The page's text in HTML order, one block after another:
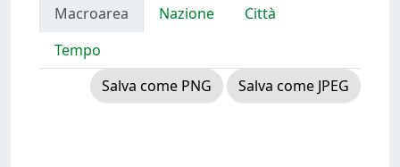
Macroarea Nazione
Città
Tempo
Salva come PNG
Salva come JPEG